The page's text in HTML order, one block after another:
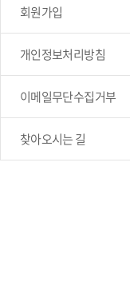
회원가입
개인정보처리방침
이메일무단수집거부
찾아오시는 길